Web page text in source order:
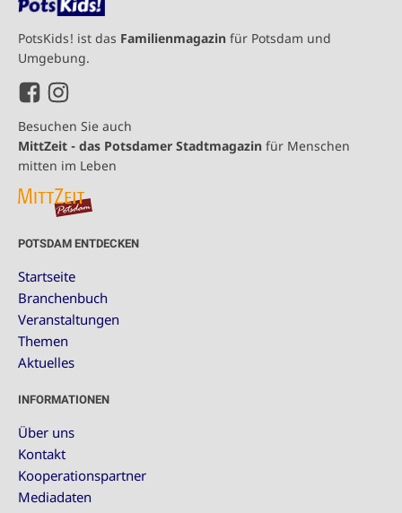
PotsKids! ist das Familienmagazin für Potsdam und
Umgebung.
Besuchen Sie auch
MittZeit - das Potsdamer Stadtmagazin für Menschen
mitten im Leben
POTSDAM ENTDECKEN
Startseite
Branchenbuch
Veranstaltungen
Themen
Aktuelles
INFORMATIONEN
Über uns
Kontakt
Kooperationspartner
Mediadaten